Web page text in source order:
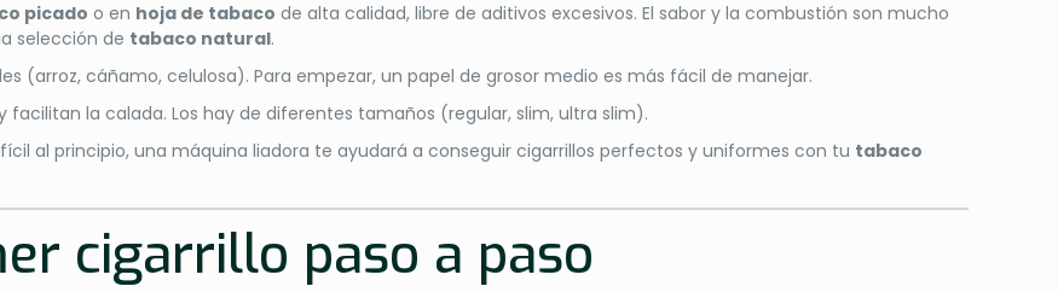
picado o en hoja de tabaco de alta calidad, libre de aditivos excesivos. El sabor y la combustión son mucho
selección de tabaco natural.
(arroz, cáñamo, celulosa). Para empezar, un papel de grosor medio es más fácil de manejar.
facilitan la calada. Los hay de diferentes tamaños (regular, slim, ultra slim).
al principio, una máquina liadora te ayudará a conseguir cigarrillos perfectos y uniformes con tu tabaco
cigarrillo paso a paso